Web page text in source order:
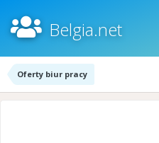
Belgia.net
Oferty biur pracy